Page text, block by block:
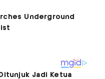
Jadi Ketua